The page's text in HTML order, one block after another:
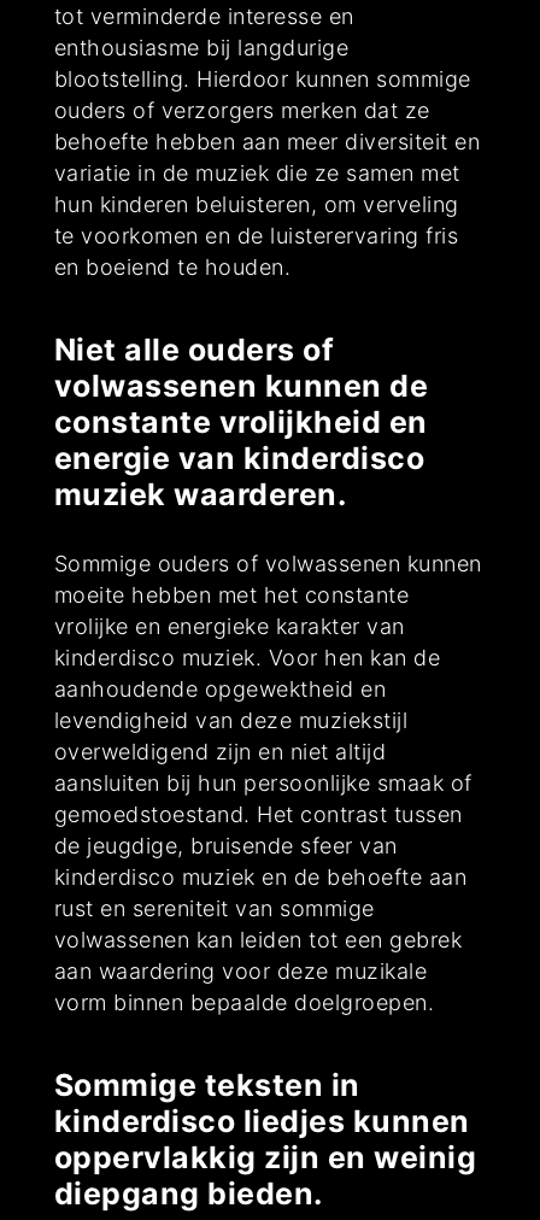
tot verminderde interesse en
enthousiasme bij langdurige
blootstelling. Hierdoor kunnen sommige
ouders of verzorgers merken dat ze
behoefte hebben aan meer diversiteit en
variatie in de muziek die ze samen met
hun kinderen beluisteren, om verveling
te voorkomen en de luisterervaring fris
en boeiend te houden.
Niet alle ouders of
volwassenen kunnen de
constante vrolijkheid en
energie van kinderdisco
muziek waarderen.
Sommige ouders of volwassenen kunnen
moeite hebben met het constante
vrolijke en energieke karakter van
kinderdisco muziek. Voor hen kan de
aanhoudende opgewektheid en
levendigheid van deze muziekstijl
overweldigend zijn en niet altijd
aansluiten bij hun persoonlijke smaak of
gemoedstoestand. Het contrast tussen
de jeugdige, bruisende sfeer van
kinderdisco muziek en de behoefte aan
rust en sereniteit van sommige
volwassenen kan leiden tot een gebrek
aan waardering voor deze muzikale
vorm binnen bepaalde doelgroepen.
Sommige teksten in
kinderdisco liedjes kunnen
oppervlakkig zijn en weinig
diepgang bieden.